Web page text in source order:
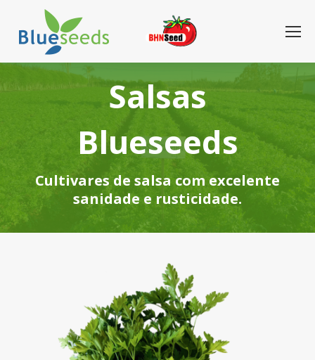
Salsas
Blueseeds
Cultivares de salsa com excelente
sanidade e rusticidade.